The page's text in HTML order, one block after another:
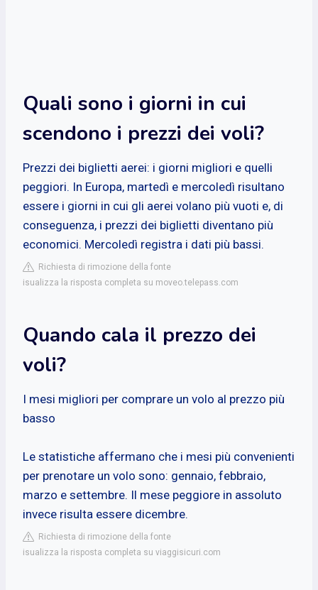
Quali sono i giorni in cui
scendono i prezzi dei voli?
Prezzi dei biglietti aerei: i giorni migliori e quelli
peggiori. In Europa, martedì e mercoledì risultano
essere i giorni in cui gli aerei volano più vuoti e, di
conseguenza, i prezzi dei biglietti diventano più
economici. Mercoledì registra i dati più bassi.
Richiesta di rimozione della fonte
isualizza la risposta completa su moveo.telepass.com
Quando cala il prezzo dei
voli?
I mesi migliori per comprare un volo al prezzo più
basso
Le statistiche affermano che i mesi più convenienti
per prenotare un volo sono: gennaio, febbraio,
marzo e settembre. Il mese peggiore in assoluto
invece risulta essere dicembre.
Richiesta di rimozione della fonte
isualizza la risposta completa su viaggisicuri.com